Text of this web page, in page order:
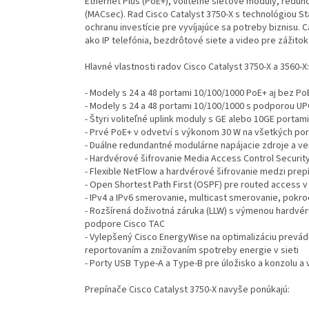
(MACsec). Rad Cisco Catalyst 3750-X s
ochranu investície pre vyvíjajúce sa potreby biznisu.
ako IP telefónia, bezdrôtové siete a video pre
Hlavné vlastnosti radov Cisco Catalyst 3750-X a 3560-X:
- Modely s 24 a 48 portami 10/100/1000 PoE+ aj bez
- Modely s 24 a 48 portami 10/100/1000 s podporou
- Štyri voliteľné uplink moduly s GE alebo 10GE portami
- Prvé PoE+ v odvetví s výkonom 30 W na všetkých
- Duálne redundantné modulárne napájacie zdroje a
- Hardvérové šifrovanie Media Access Control
- Flexible NetFlow a hardvérové šifrovanie medzi
- Open Shortest Path First (OSPF) pre routed access
- IPv4 a IPv6 smerovanie, multicast smerovanie,
- Rozšírená doživotná záruka (LLW) s výmenou
podpore Cisco TAC
- Vylepšený Cisco EnergyWise na optimalizáciu
reportovaním a znižovaním spotreby energie v sieti
- Porty USB Type-A a Type-B pre úložisko a konzolu
Prepínače Cisco Catalyst 3750-X navyše ponúkajú: